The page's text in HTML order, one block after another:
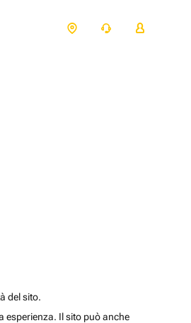
del sito.
esperienza. Il sito può anche